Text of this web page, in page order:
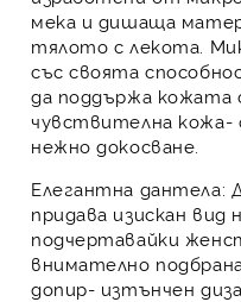
мека и дишаща
тялото с лекота.
със своята
да поддържа кожата
чувствителна кожа-
нежно докосване.
Елегантна дантела:
придава изискан вид
подчертавайки
внимателно
допир- изтънчен